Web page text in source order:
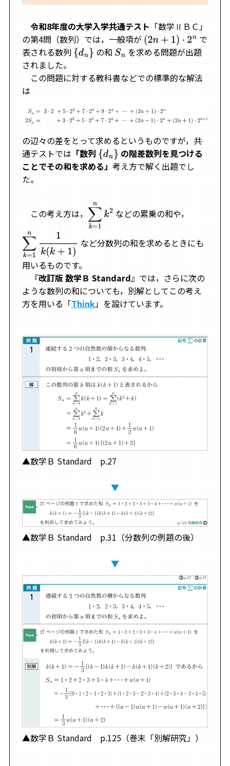
令和8年度の大学入学共通テスト 「数学ⅡＢＣ」
の第4問（数列）では，一般項が (2n+ 1) 2n
で
表される数列 {dn} の和 Sn を求める問題が出題
されました。
この問題に対する教科書などでの標準的な解法
は
の辺々の差をとって求めるというものですが，共
通テストでは 「数列 {dn} の階差数列を見つける
ことでその和を求める」 考え方で解く出題でし
た。
この考え方は， ∑ =1n k2
などの累乗の和や，
∑ =1n1k(k+1) など分数列の和を求めるときにも
用いるものです。
『改訂版 数学Ｂ Standard』では，さらに次の
ような数列の和についても，別解としてこの考え
方を用いる「Think」を設けています。
▲数学Ｂ Standard p.27
▼
▲数学Ｂ Standard p.31（分数列の例題の後）
▼
▲数学Ｂ Standard p.125（巻末「別解研究」）